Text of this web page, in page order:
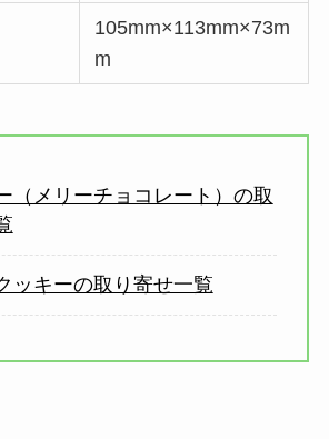
105mm×113mm×73m
m
（メリーチョコレート）の取
ッキーの取り寄せ一覧